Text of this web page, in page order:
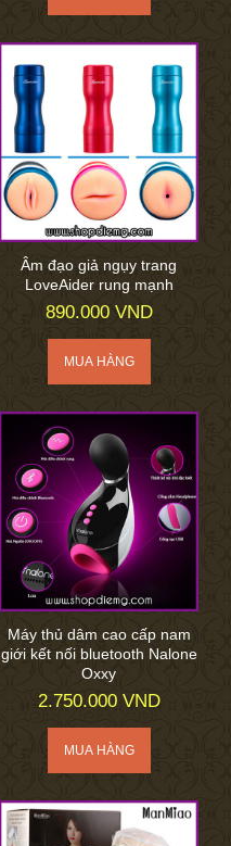
Âm đạo giả ngụy trang
LoveAider rung mạnh
890.000 VND
Máy thủ dâm cao cấp nam
giới kết nối bluetooth Nalone
Oxxy
2.750.000 VND